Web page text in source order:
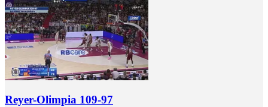
Reyer-Olimpia 109-97